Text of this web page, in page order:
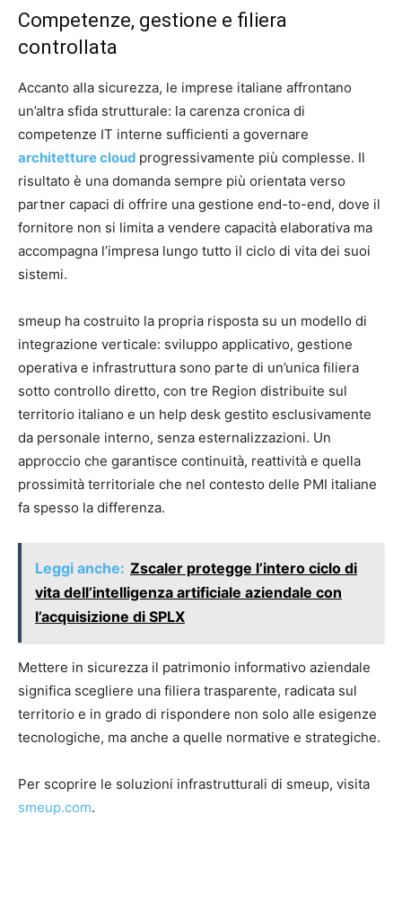
Competenze, gestione e filiera
controllata
Accanto alla sicurezza, le imprese italiane affrontano
un’altra sfida strutturale: la carenza cronica di
competenze IT interne sufficienti a governare
architetture cloud progressivamente più complesse. Il
risultato è una domanda sempre più orientata verso
partner capaci di offrire una gestione end-to-end, dove il
fornitore non si limita a vendere capacità elaborativa ma
accompagna l’impresa lungo tutto il ciclo di vita dei suoi
sistemi.
smeup ha costruito la propria risposta su un modello di
integrazione verticale: sviluppo applicativo, gestione
operativa e infrastruttura sono parte di un’unica filiera
sotto controllo diretto, con tre Region distribuite sul
territorio italiano e un help desk gestito esclusivamente
da personale interno, senza esternalizzazioni. Un
approccio che garantisce continuità, reattività e quella
prossimità territoriale che nel contesto delle PMI italiane
fa spesso la differenza.
Leggi anche: Zscaler protegge l’intero ciclo di
vita dell’intelligenza artificiale aziendale con
l’acquisizione di SPLX
Mettere in sicurezza il patrimonio informativo aziendale
significa scegliere una filiera trasparente, radicata sul
territorio e in grado di rispondere non solo alle esigenze
tecnologiche, ma anche a quelle normative e strategiche.
Per scoprire le soluzioni infrastrutturali di smeup, visita
smeup.com.